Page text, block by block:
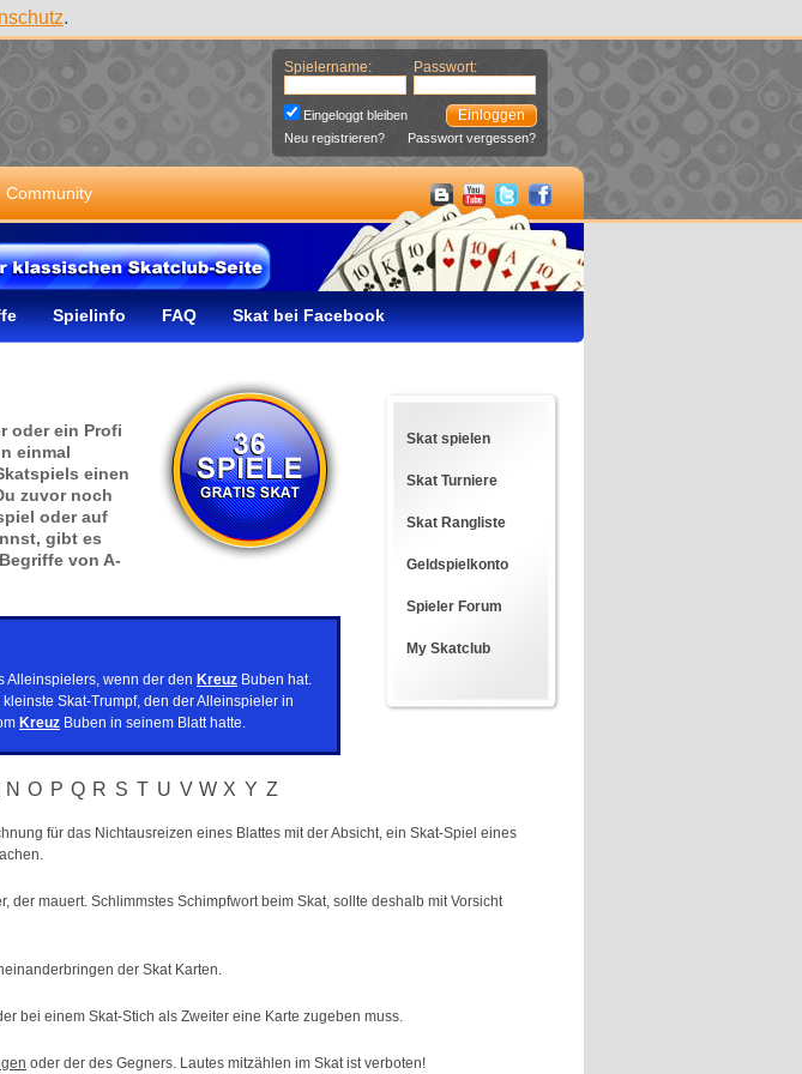
.
Spielername: Passwort:
Eingeloggt bleiben Einloggen
Neu registrieren? Passwort vergessen?
Community
Spielinfo FAQ Skat bei Facebook
Skat spielen
Skat Turniere
Skat Rangliste
Geldspielkonto
Spieler Forum
My Skatclub
oder ein Profi
einmal
einen
zuvor noch
oder auf
gibt es
von A-
Alleinspielers, wenn der den Kreuz Buben hat.
Skat-Trumpf, den der Alleinspieler in
Kreuz Buben in seinem Blatt hatte.
N O P Q R S T U V W X Y Z
für das Nichtausreizen eines Blattes mit der Absicht, ein Skat-Spiel eines
der mauert. Schlimmstes Schimpfwort beim Skat, sollte deshalb mit Vorsicht
der Skat Karten.
bei einem Skat-Stich als Zweiter eine Karte zugeben muss.
oder der des Gegners. Lautes mitzählen im Skat ist verboten!